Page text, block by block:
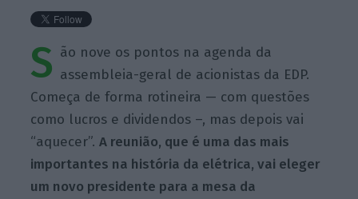
S ão nove os pontos na agenda da
assembleia-geral de acionistas da EDP.
Começa de forma rotineira — com questões
como lucros e dividendos –, mas depois vai
“aquecer”.A reunião, que é uma das mais
importantes na história da elétrica, vai eleger
um novo presidente para a mesa da